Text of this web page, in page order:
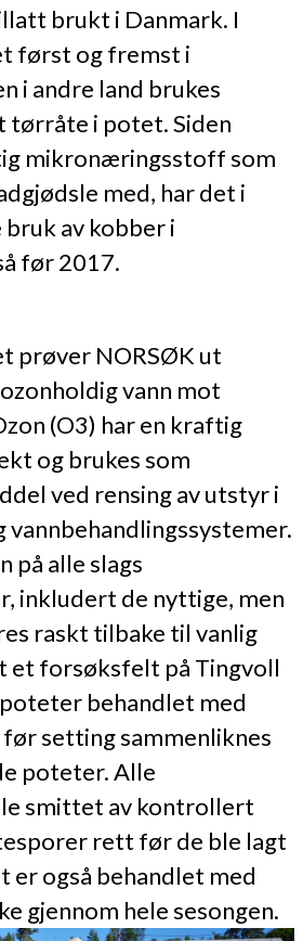
brukt i Danmark. I
først og fremst i
i andre land brukes
tørråte i potet. Siden
mikronæringsstoff som
med, har det i
av kobber i
før 2017.
prøver NORSØK ut
vann mot
(O3) har en kraftig
og brukes som
ved rensing av utstyr i
på alle slags
inkludert de nyttige, men
raskt tilbake til vanlig
et forsøksfelt på Tingvoll
behandlet med
setting sammenliknes
poteter. Alle
smittet av kontrollert
rett før de ble lagt
er også behandlet med
gjennom hele sesongen.